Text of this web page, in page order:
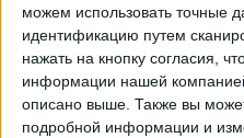
можем использовать точные
идентификацию путем
нажать на кнопку согласия,
информации нашей
описано выше. Также вы
подробной информации и
Программа передач
эфире вTalleres Córdoba
Понедельник, 10.08.2026